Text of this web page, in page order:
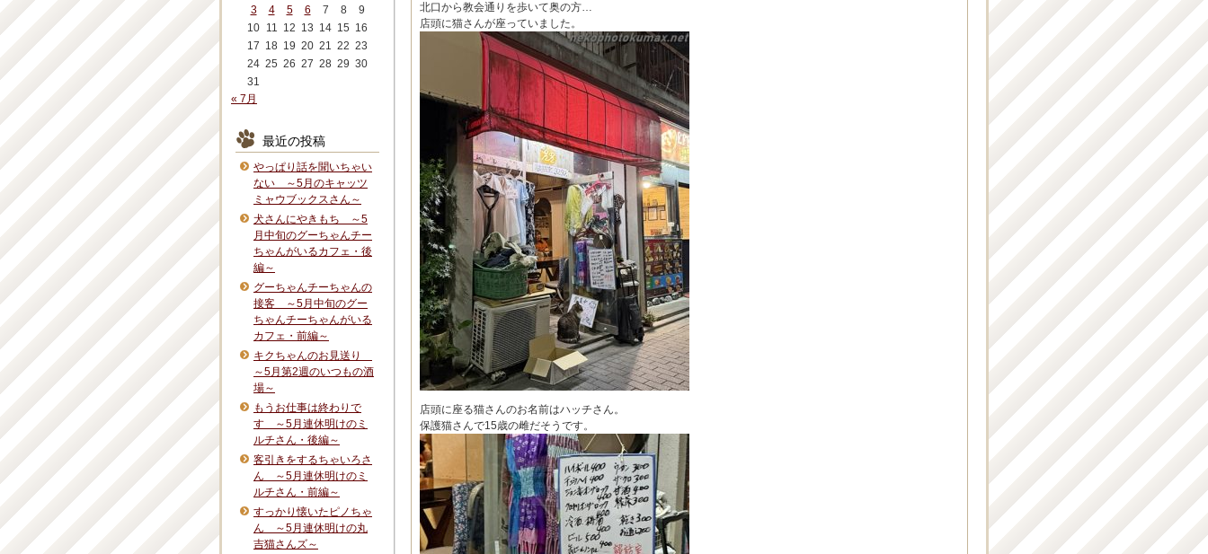
北口から教会通りを歩いて奥の方…
店頭に猫さんが座っていました。
店頭に座る猫さんのお名前はハッチさん。
保護猫さんで15歳の雌だそうです。
3
4 5 6 7 8
9
10 11 12 13 14 15 16
17 18 19 20 21 22 23
24 25 26 27 28 29 30
31
« 7月
最近の投稿
やっぱり話を聞いちゃい
ない ～5月のキャッツ
ミャウブックスさん～
犬さんにやきもち ～5
月中旬のグーちゃんチー
ちゃんがいるカフェ・後
編～
グーちゃんチーちゃんの
接客 ～5月中旬のグー
ちゃんチーちゃんがいる
カフェ・前編～
キクちゃんのお見送り
～5月第2週のいつもの酒
場～
もうお仕事は終わりで
す ～5月連休明けのミ
ルチさん・後編～
客引きをするちゃいろさ
ん ～5月連休明けのミ
ルチさん・前編～
すっかり懐いたピノちゃ
ん ～5月連休明けの丸
吉猫さんズ～